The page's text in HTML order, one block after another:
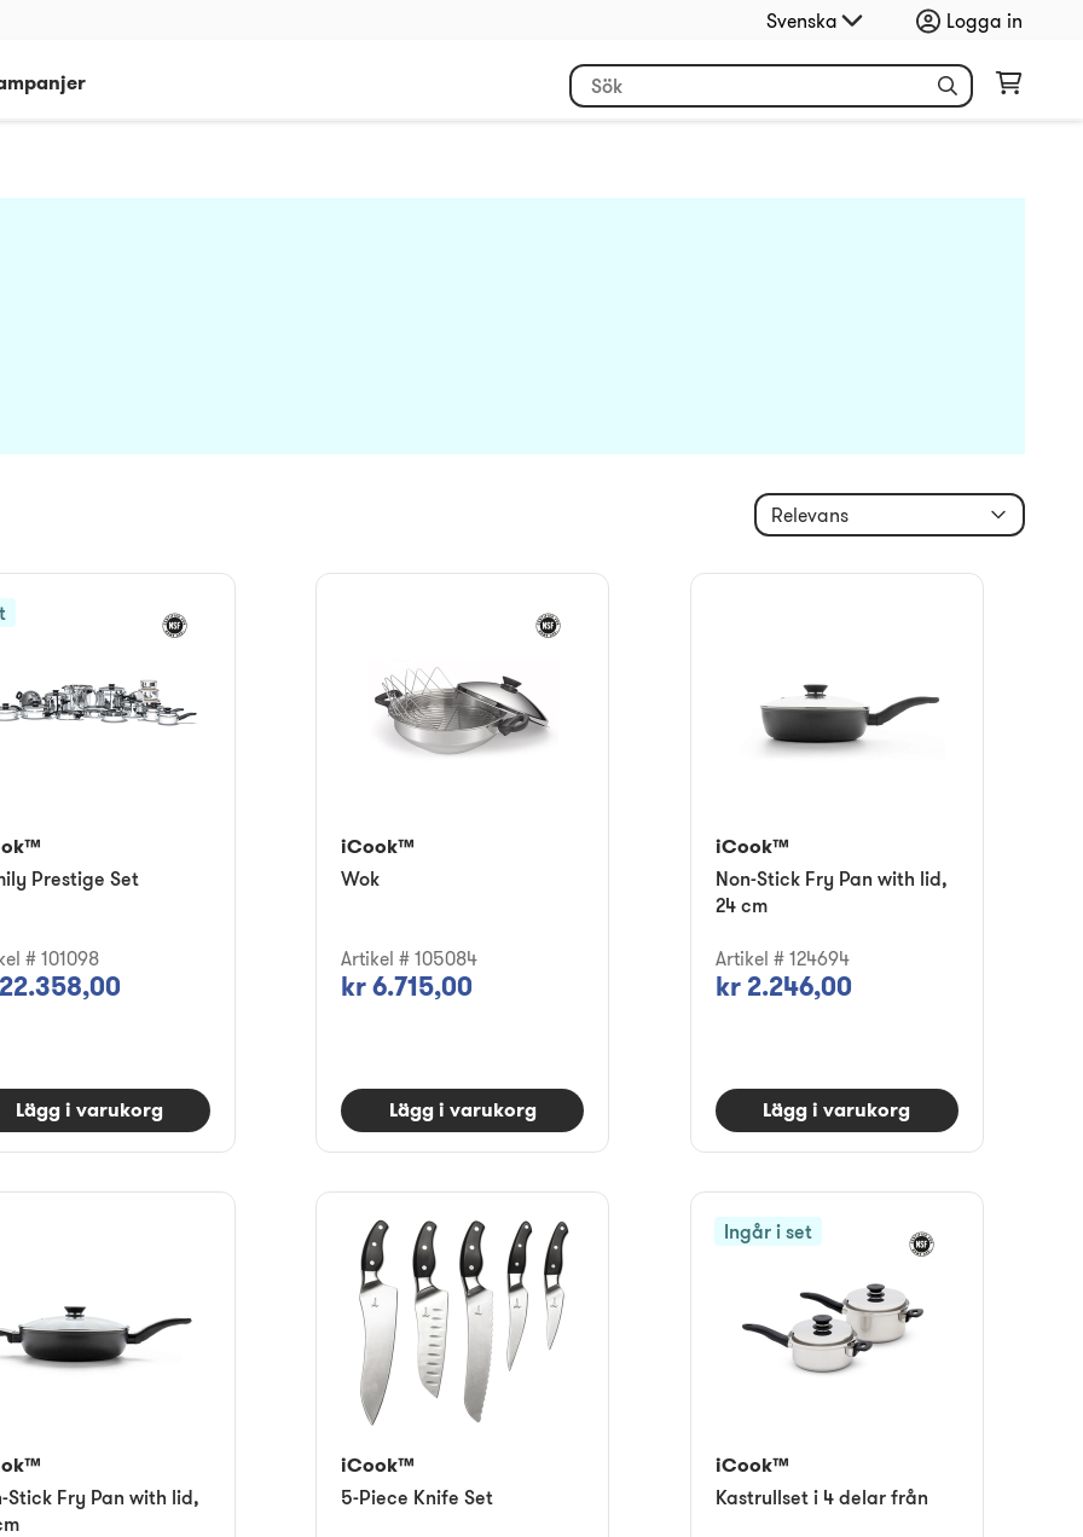
Svenska Logga in
Relevans
Prestige Set
# 101098
Lägg i varukorg
iCook™
Wok
Artikel # 105084
kr 6.715,00
Lägg i varukorg
iCook™
Non-Stick Fry Pan with lid,
24 cm
Artikel # 124694
kr 2.246,00
Lägg i varukorg
Stick Fry Pan with lid,
iCook™
5-Piece Knife Set
Ingår i set
iCook™
Kastrullset i 4 delar från